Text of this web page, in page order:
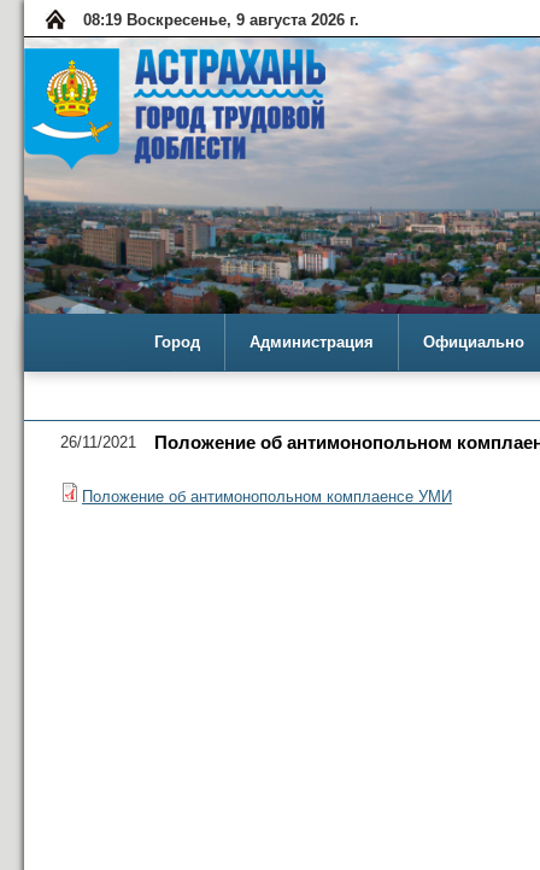
08:19 Воскресенье, 9 августа 2026 г.
Город Администрация Официально
26/11/2021 Положение об антимонопольном
Положение об антимонопольном комплаенсе УМИ